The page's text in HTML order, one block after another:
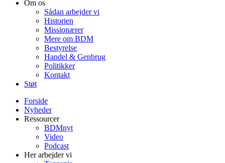
Om os
Sådan arbejder vi
Historien
Missionærer
Mere om BDM
Bestyrelse
Handel & Genbrug
Politikker
Kontakt
Støt
Forside
Nyheder
Ressourcer
BDMnyt
Video
Podcast
Her arbejder vi